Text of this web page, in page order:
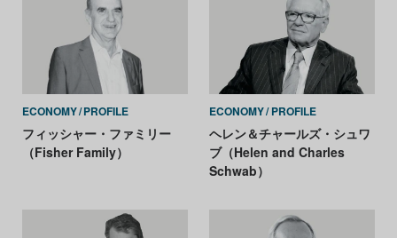
ECONOMY PROFILE
フィッシャー・ファミリー
（Fisher Family）
ECONOMY PROFILE
ヘレン＆チャールズ・シュワ
ブ（Helen and Charles
Schwab）